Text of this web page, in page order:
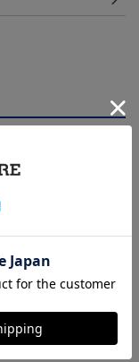
トバッグ
3,300円
会員特典